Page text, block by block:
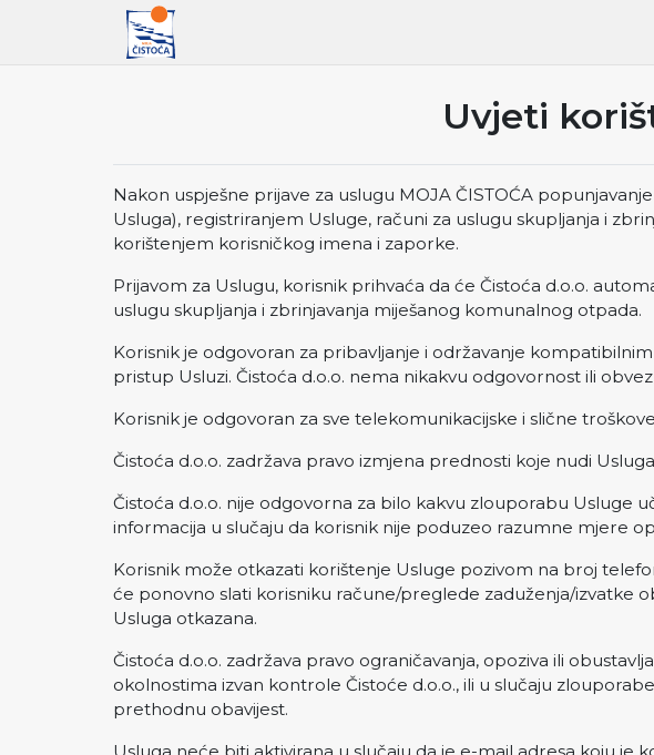
Uvjeti
Nakon uspješne prijave za uslugu MOJA ČISTOĆA
Usluga), registriranjem Usluge, računi za uslugu skupljanja i
korištenjem korisničkog imena i zaporke.
Prijavom za Uslugu, korisnik prihvaća da će Čistoća d.o.o.
uslugu skupljanja i zbrinjavanja miješanog komunalnog otpada.
Korisnik je odgovoran za pribavljanje i održavanje
pristup Usluzi. Čistoća d.o.o. nema nikakvu odgovornost ili
Korisnik je odgovoran za sve telekomunikacijske i slične
Čistoća d.o.o. zadržava pravo izmjena prednosti koje nudi
Čistoća d.o.o. nije odgovorna za bilo kakvu zlouporabu Usluge
informacija u slučaju da korisnik nije poduzeo razumne mjere
Korisnik može otkazati korištenje Usluge pozivom na broj
će ponovno slati korisniku račune/preglede zaduženja/izvatke
Usluga otkazana.
Čistoća d.o.o. zadržava pravo ograničavanja, opoziva ili
okolnostima izvan kontrole Čistoće d.o.o., ili u slučaju
prethodnu obavijest.